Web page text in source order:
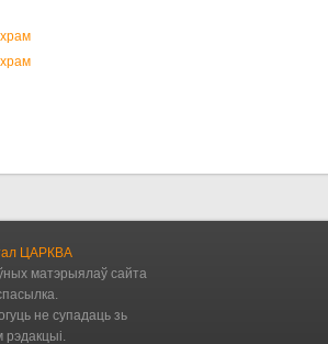
ЦАРКВА
матэрыялаў сайта
не супадаць зь
рэдакцыі.